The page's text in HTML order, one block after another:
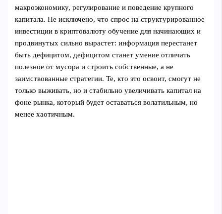
макроэкономику, регулирование и поведение крупного
капитала. Не исключено, что спрос на структурированное
инвестиции в криптовалюту обучение для начинающих и
продвинутых сильно вырастет: информация перестанет
быть дефицитом, дефицитом станет умение отличать
полезное от мусора и строить собственные, а не
заимствованные стратегии. Те, кто это освоит, смогут не
только выживать, но и стабильно увеличивать капитал на
фоне рынка, который будет оставаться волатильным, но
менее хаотичным.